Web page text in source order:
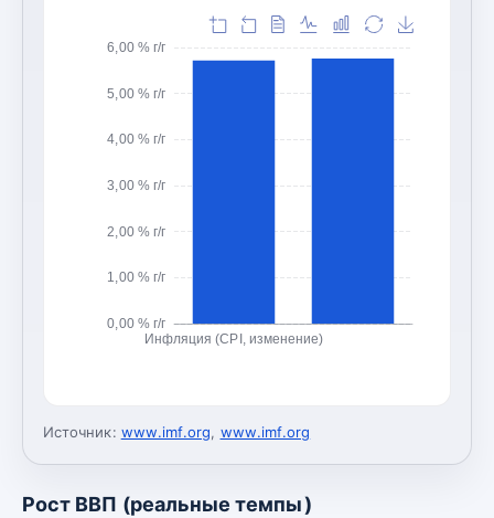
0,00 % г/г
1,00 % г/г
2,00 % г/г
3,00 % г/г
4,00 % г/г
5,00 % г/г
6,00 % г/г
Инфляция (CPI, изменение)
Источник: www.imf.org, www.imf.org
Рост ВВП (реальные темпы)